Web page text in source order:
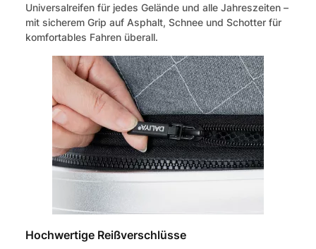
Universalreifen für jedes Gelände und alle Jahreszeiten –
mit sicherem Grip auf Asphalt, Schnee und Schotter für
komfortables Fahren überall.
Hochwertige Reißverschlüsse